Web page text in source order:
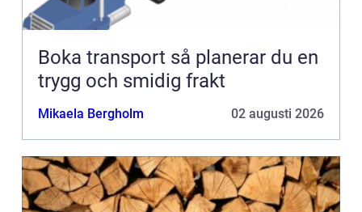
Boka transport så planerar du en
trygg och smidig frakt
Mikaela Bergholm 02 augusti 2026